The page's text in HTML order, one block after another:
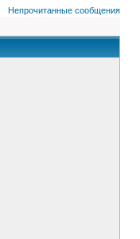
Непрочитанные сообщения